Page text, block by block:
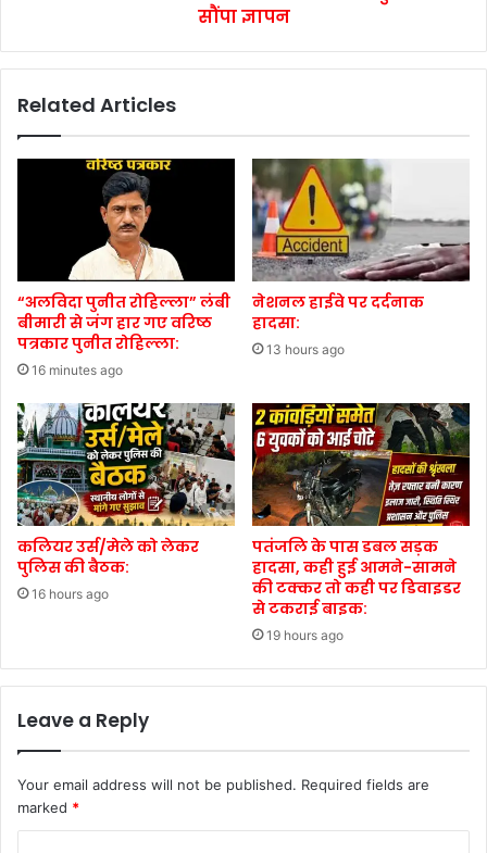
सौंपा ज्ञापन
Related Articles
“अलविदा पुनीत रोहिल्ला” लंबी
बीमारी से जंग हार गए वरिष्ठ
पत्रकार पुनीत रोहिल्ला:
16 minutes ago
नेशनल हाईवे पर दर्दनाक
हादसा:
13 hours ago
कलियर उर्स/मेले को लेकर
पुलिस की बैठक:
16 hours ago
पतंजलि के पास डबल सड़क
हादसा, कही हुई आमने-सामने
की टक्कर तो कही पर डिवाइडर
से टकराई बाइक:
19 hours ago
Leave a Reply
Your email address will not be published. Required fields are
marked *